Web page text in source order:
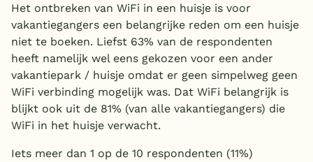
Het ontbreken van WiFi in een huisje is voor
vakantiegangers een belangrijke reden om een huisje
niet te boeken. Liefst 63% van de respondenten
heeft namelijk wel eens gekozen voor een ander
vakantiepark / huisje omdat er geen simpelweg geen
WiFi verbinding mogelijk was. Dat WiFi belangrijk is
blijkt ook uit de 81% (van alle vakantiegangers) die
WiFi in het huisje verwacht.
Iets meer dan 1 op de 10 respondenten (11%)